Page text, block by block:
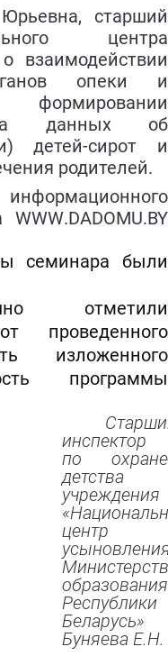
старший
центра
взаимодействии
опеки и
данных об
детей-сирот и
родителей.
WWW.DADOMU.BY
семинара были
отметили
проведенного
изложенного
программы
инспектор
по охране
детства
учреждения
центр
образования
Республики
Беларусь»
Буняева Е.Н.